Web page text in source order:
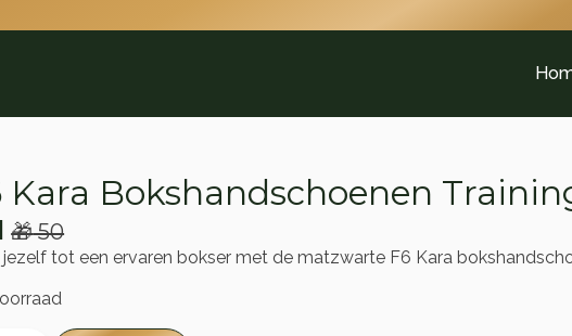
Kara Bokshandschoenen
🎁50
jezelf tot een ervaren bokser met de matzwarte F6 Kara